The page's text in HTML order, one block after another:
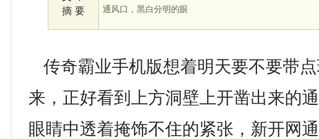
摘 要
通风口，黑白分明的眼
传奇霸业手机版想着明天要不要带
来，正好看到上方洞壁上开凿出来的
眼睛中透着掩饰不住的紧张，新开网